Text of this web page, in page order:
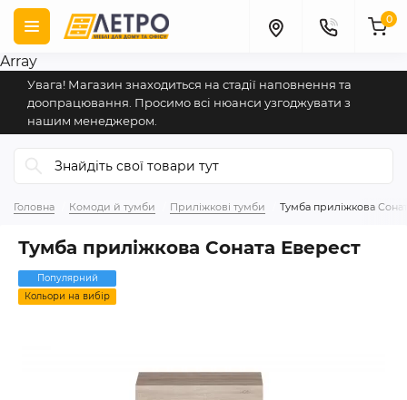
Array
Увага! Магазин знаходиться на стадії наповнення та
доопрацювання. Просимо всі нюанси узгоджувати з
нашим менеджером.
0
Головна Комоди й тумби Приліжкові тумби Тумба приліжкова
Тумба приліжкова Соната Еверест
Популярний
Кольори на вибір